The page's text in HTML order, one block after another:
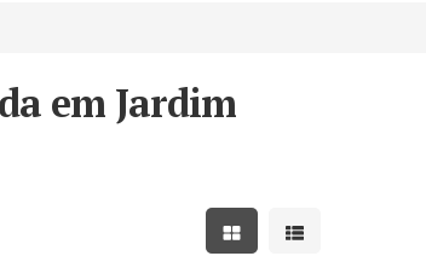
em Jardim
Mostrar resultados em
Mostrar